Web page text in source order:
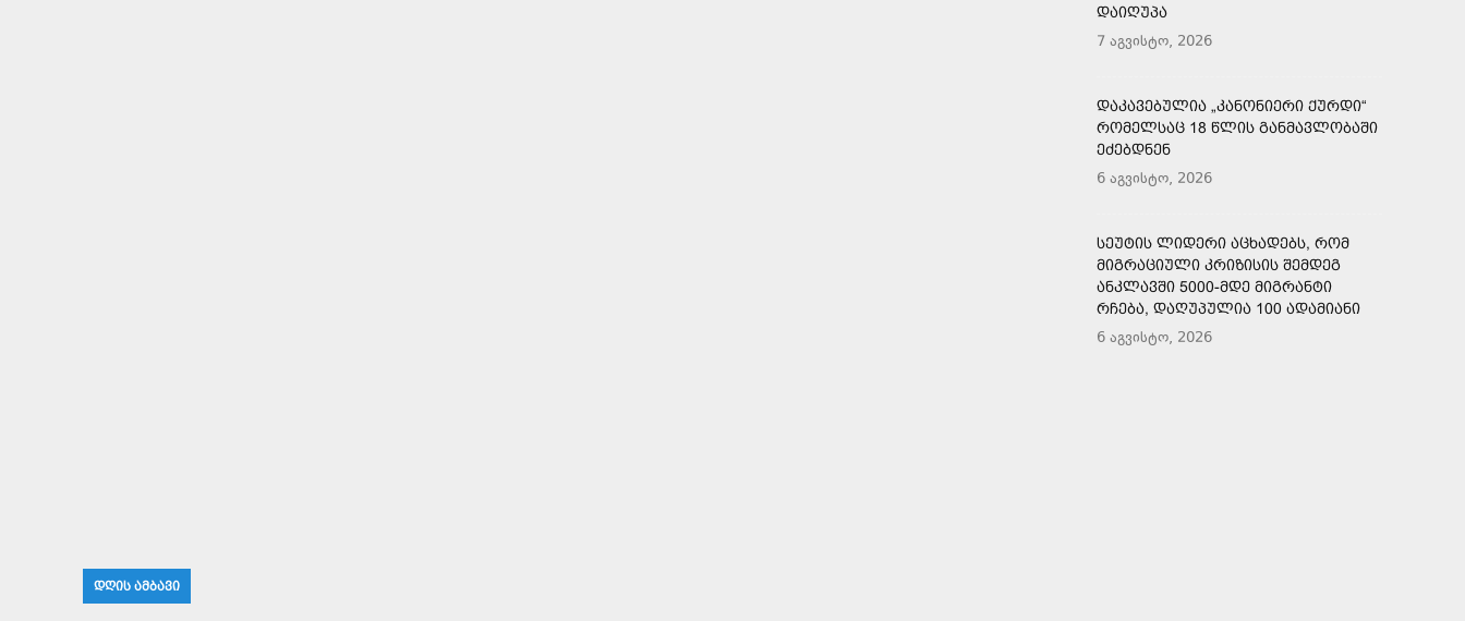
ᲓᲦᲘᲡ ᲐᲛᲑᲐᲕᲘ
ᲓᲐᲘᲦᲣᲞᲐ
7 აგვისტო, 2026
ᲓᲐᲙᲐᲕᲔᲑᲣᲚᲘᲐ „ᲙᲐᲜᲝᲜᲘᲔᲠᲘ ᲥᲣᲠᲓᲘ“
ᲠᲝᲛᲔᲚᲡᲐᲪ 18 ᲬᲚᲘᲡ ᲒᲐᲜᲛᲐᲕᲚᲝᲑᲐᲨᲘ
ᲔᲫᲔᲑᲓᲜᲔᲜ
6 აგვისტო, 2026
ᲡᲔᲣᲢᲘᲡ ᲚᲘᲓᲔᲠᲘ ᲐᲪᲮᲐᲓᲔᲑᲡ, ᲠᲝᲛ
ᲛᲘᲒᲠᲐᲪᲘᲣᲚᲘ ᲙᲠᲘᲖᲘᲡᲘᲡ ᲨᲔᲛᲓᲔᲒ
ᲐᲜᲙᲚᲐᲕᲨᲘ 5000-ᲛᲓᲔ ᲛᲘᲒᲠᲐᲜᲢᲘ
ᲠᲩᲔᲑᲐ, ᲓᲐᲦᲣᲞᲣᲚᲘᲐ 100 ᲐᲓᲐᲛᲘᲐᲜᲘ
6 აგვისტო, 2026